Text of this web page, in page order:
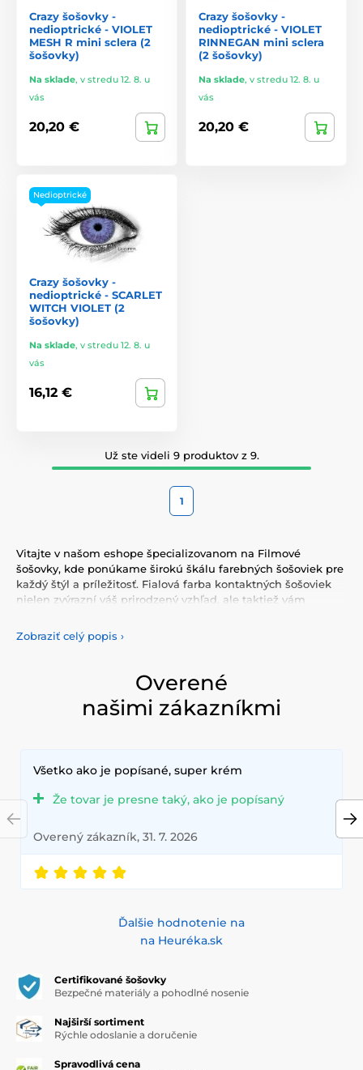
Crazy šošovky -
nedioptrické - VIOLET
MESH R mini sclera (2
šošovky)
Na sklade, v stredu 12. 8. u
vás
20,20 €
Crazy šošovky -
nedioptrické - VIOLET
RINNEGAN mini sclera
(2 šošovky)
Na sklade, v stredu 12. 8. u
vás
20,20 €
Nedioptrické
Crazy šošovky -
nedioptrické - SCARLET
WITCH VIOLET (2
šošovky)
Na sklade, v stredu 12. 8. u
vás
16,12 €
Už ste videli 9 produktov z 9.
1
Vitajte v našom eshope špecializovanom na Filmové
šošovky, kde ponúkame širokú škálu farebných šošoviek pre
každý štýl a príležitosť. Fialová farba kontaktných šošoviek
nielen zvýrazní váš prirodzený vzhľad, ale taktiež vám
našej pestrej ponuky farebných šošoviek, ktoré vám
poskytnú komfort a bezpečnosť po celý deň. Pridajte do
ktoré spĺňajú najvyššie štandardy kvality a pohodlia.
Zobraziť celý popis ›
Overené
našimi zákazníkmi
Všetko ako je popísané, super krém
Že tovar je presne taký, ako je popísaný
Overený zákazník, 31. 7. 2026
Ďalšie hodnotenie na
na Heuréka.sk
Certifikované šošovky
Bezpečné materiály a pohodlné nosenie
Najširší sortiment
Rýchle odoslanie a doručenie
Spravodlivá cena